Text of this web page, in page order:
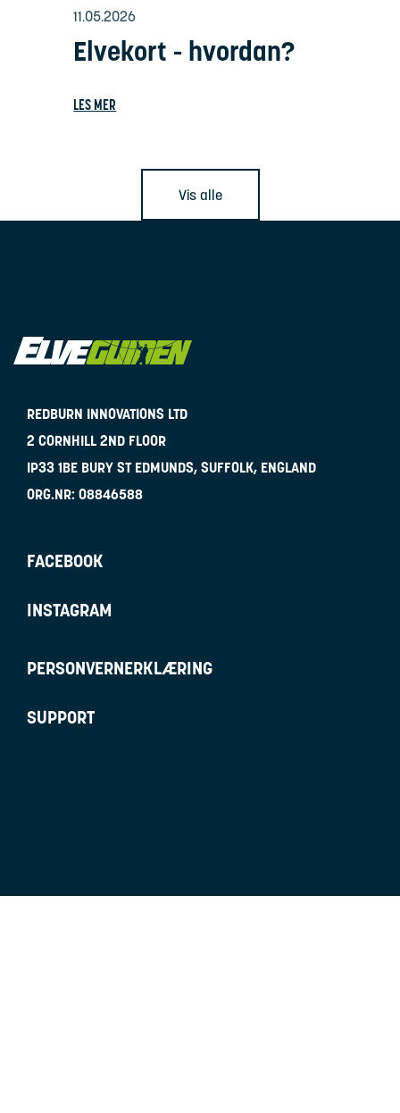
11.05.2026
Elvekort - hvordan?
LES MER
Vis alle
REDBURN INNOVATIONS LTD
2 CORNHILL 2ND FLOOR
IP33 1BE BURY ST EDMUNDS, SUFFOLK, ENGLAND
ORG.NR: 08846588
FACEBOOK
INSTAGRAM
PERSONVERNERKLÆRING
SUPPORT